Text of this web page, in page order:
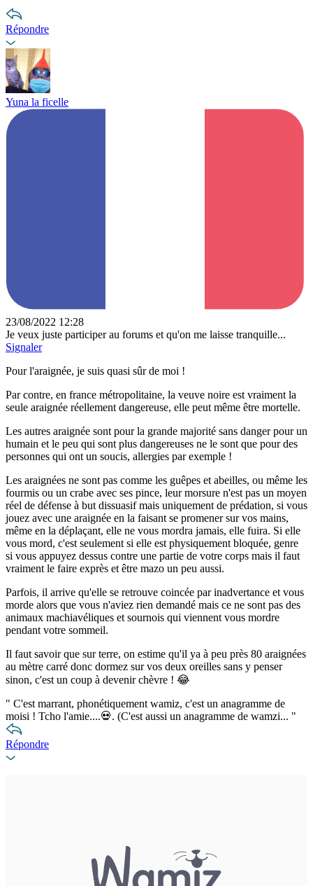
Répondre
Yuna la ficelle
23/08/2022 12:28
Je veux juste participer au forums et qu'on me laisse tranquille...
Signaler
Pour l'araignée, je suis quasi sûr de moi !
Par contre, en france métropolitaine, la veuve noire est vraiment la
seule araignée réellement dangereuse, elle peut même être mortelle.
Les autres araignée sont pour la grande majorité sans danger pour un
humain et le peu qui sont plus dangereuses ne le sont que pour des
personnes qui ont un soucis, allergies par exemple !
Les araignées ne sont pas comme les guêpes et abeilles, ou même les
fourmis ou un crabe avec ses pince, leur morsure n'est pas un moyen
réel de défense à but dissuasif mais uniquement de prédation, si vous
jouez avec une araignée en la faisant se promener sur vos mains,
même en la déplaçant, elle ne vous mordra jamais, elle fuira. Si elle
vous mord, c'est seulement si elle est physiquement bloquée, genre
si vous appuyez dessus contre une partie de votre corps mais il faut
vraiment le faire exprès et être mazo un peu aussi.
Parfois, il arrive qu'elle se retrouve coincée par inadvertance et vous
morde alors que vous n'aviez rien demandé mais ce ne sont pas des
animaux machiavéliques et sournois qui viennent vous mordre
pendant votre sommeil.
Il faut savoir que sur terre, on estime qu'il ya à peu près 80 araignées
au mètre carré donc dormez sur vos deux oreilles sans y penser
sinon, c'est un coup à devenir chèvre ! 😂
" C'est marrant, phonétiquement wamiz, c'est un anagramme de
moisi ! Tcho l'amie....💀. (C'est aussi un anagramme de wamzi... "
Répondre